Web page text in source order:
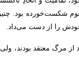
شکست‌خورده بود.
را از دست می‌داد.
مرگ معتقد بودند، ولی